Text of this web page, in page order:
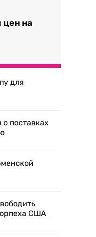
цен на
для
поставках
США